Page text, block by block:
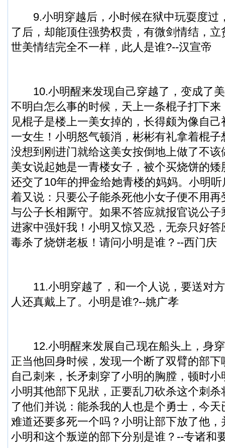
9.小明穿越后，小时候在狱中玩耍度过
了后，却能顶住强势权贵，有微剑情结，
世美情结完全不一样，此人是谁?--汉宣帝
10.小明醒来发现自己穿越了，变成了美
不明白怎么事的时候，天上一条棍子打下
见棍子是楼上一美女掉的，长得颇为像自
一女生！小明怒气顿消，彬彬有礼拿着棍
没想到刚进门就给这美女按倒地上做了不
美女说起她是一青楼女子，被个买烧饼的
还交了10年的押金给她青楼的妈妈。小明
着又说：只要公子能杀死他小女子便不用
与公子长相厮守。如果不答应就报官说公
进家中强奸我！小明又惊又恐，无奈只好
毒杀了烧饼老板！请问小明是谁？--西门庆
11.小明穿越了，和一个人说，要送对方
人还真戴上了。小明是谁?--姚广孝
12.小明醒来发展自己现在船头上，身穿
正当他回身时候，发现一个断了双臂的部
自己刺来，长矛刺穿了小明的胸膛，顿时
小明其他部下见狀，正要乱刀砍杀这个刺
了他们并说：能杀我的人也是个勇士，今
难道还要多死一个吗？小明让部下放了他
小明和这个叛逆的部下分别是谁？--专诸和